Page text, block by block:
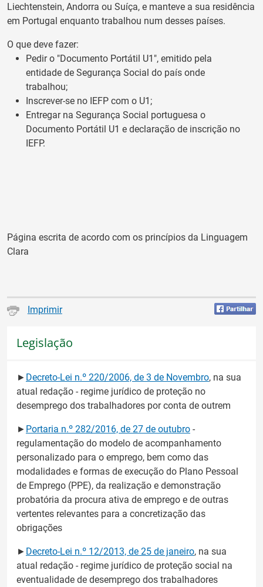
Liechtenstein, Andorra ou Suíça, e manteve a sua residência
em Portugal enquanto trabalhou num desses países.
O que deve fazer:
Pedir o "Documento Portátil U1", emitido pela
entidade de Segurança Social do país onde
trabalhou;
Inscrever-se no IEFP com o U1;
Entregar na Segurança Social portuguesa o
Documento Portátil U1 e declaração de inscrição no
IEFP.
Página escrita de acordo com os princípios da Linguagem
Clara
Imprimir
Legislação
► Decreto-Lei n.º 220/2006, de 3 de Novembro, na sua
atual redação - regime jurídico de proteção no
desemprego dos trabalhadores por conta de outrem
► Portaria n.º 282/2016, de 27 de outubro -
regulamentação do modelo de acompanhamento
personalizado para o emprego, bem como das
modalidades e formas de execução do Plano Pessoal
de Emprego (PPE), da realização e demonstração
probatória da procura ativa de emprego e de outras
vertentes relevantes para a concretização das
obrigações
► Decreto-Lei n.º 12/2013, de 25 de janeiro, na sua
atual redação - regime jurídico de proteção social na
eventualidade de desemprego dos trabalhadores